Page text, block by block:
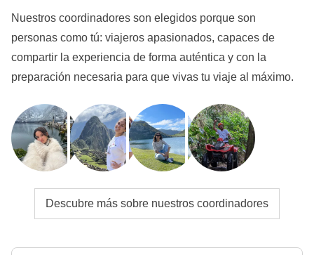
Nuestros coordinadores son elegidos porque son
personas como tú: viajeros apasionados, capaces de
compartir la experiencia de forma auténtica y con la
preparación necesaria para que vivas tu viaje al máximo.
Descubre más sobre nuestros coordinadores